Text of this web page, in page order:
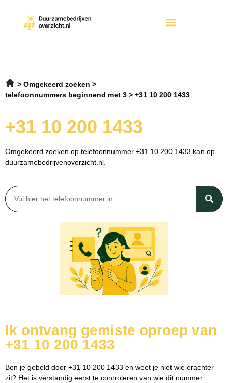
Omgekeerd zoeken
telefoonnummers beginnend met 3
+31 10 200 1433
+31 10 200 1433
Omgekeerd zoeken op telefoonnummer +31 10 200 1433 kan op
duurzamebedrijvenoverzicht.nl.
Ik ontvang gemiste oproep van
+31 10 200 1433
Ben je gebeld door +31 10 200 1433 en weet je niet wie erachter
zit? Het is verstandig eerst te controleren van wie dit nummer